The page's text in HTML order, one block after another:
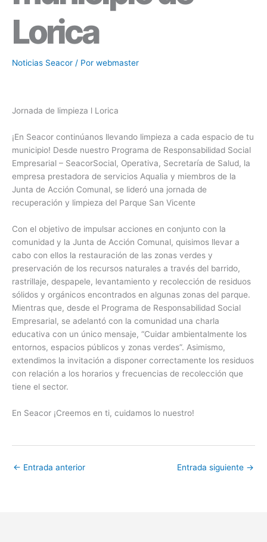
Lorica
Noticias Seacor / Por webmaster
Jornada de limpieza l Lorica
¡En Seacor continúanos llevando limpieza a cada espacio de tu
municipio! Desde nuestro Programa de Responsabilidad Social
Empresarial – SeacorSocial, Operativa, Secretaría de Salud, la
empresa prestadora de servicios Aqualia y miembros de la
Junta de Acción Comunal, se lideró una jornada de
recuperación y limpieza del Parque San Vicente
Con el objetivo de impulsar acciones en conjunto con la
comunidad y la Junta de Acción Comunal, quisimos llevar a
cabo con ellos la restauración de las zonas verdes y
preservación de los recursos naturales a través del barrido,
rastrillaje, despapele, levantamiento y recolección de residuos
sólidos y orgánicos encontrados en algunas zonas del parque.
Mientras que, desde el Programa de Responsabilidad Social
Empresarial, se adelantó con la comunidad una charla
educativa con un único mensaje, “Cuidar ambientalmente los
entornos, espacios públicos y zonas verdes”. Asimismo,
extendimos la invitación a disponer correctamente los residuos
con relación a los horarios y frecuencias de recolección que
tiene el sector.
En Seacor ¡Creemos en ti, cuidamos lo nuestro!
← Entrada anterior Entrada siguiente →